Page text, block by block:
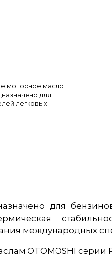
моторное масло
для
легковых
для
международных
OTOMOSHI серии